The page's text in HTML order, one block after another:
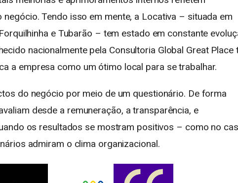
Tendo isso em mente, a Locativa – situada em
e Tubarão – tem estado em constante
nacionalmente pela Consultoria Global Great Place
a empresa como um ótimo local para se trabalhar.
do negócio por meio de um questionário. De forma
desde a remuneração, a transparência, e
os resultados se mostram positivos – como no
admiram o clima organizacional.